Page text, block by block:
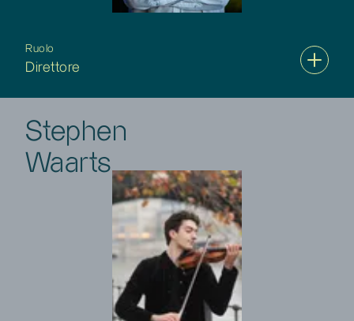
Ruolo
Direttore
Stephen
Waarts